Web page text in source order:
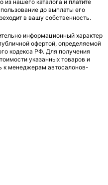
нашего каталога и платите
до выплаты его
в вашу собственность.
информационный характер
офертой, определяемой
кодекса РФ. Для получения
указанных товаров и
к менеджерам автосалонов-